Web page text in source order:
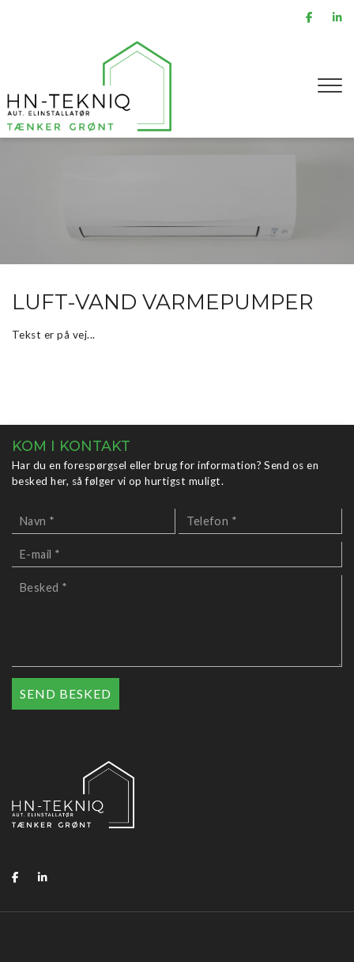
LUFT-VAND VARMEPUMPER
Tekst er på vej...
KOM I KONTAKT
Har du en forespørgsel eller brug for information? Send os en
besked her, så følger vi op hurtigst muligt.